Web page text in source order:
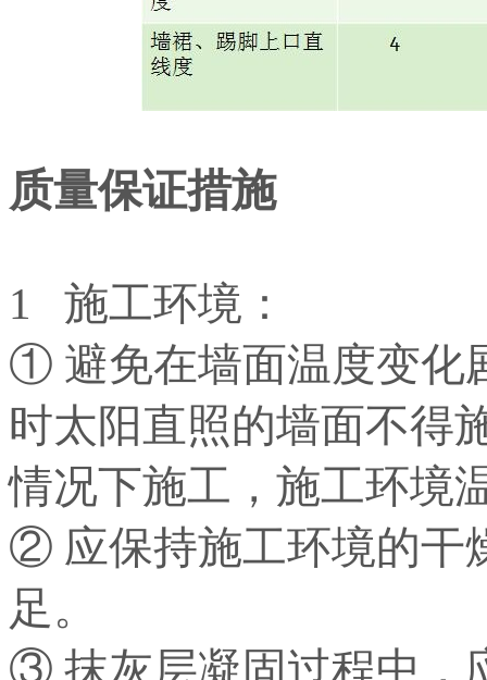
质量保证措施
1 施工环境：
① 避免在墙面温度变化
时太阳直照的墙面不得
情况下施工，施工环境
② 应保持施工环境的干
足。
③ 抹灰层凝固过程中，